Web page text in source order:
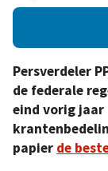
Persverdeler
de federale
eind vorig jaar
papier de